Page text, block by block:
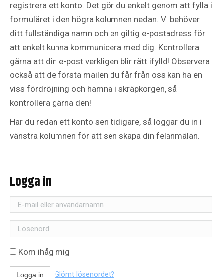
registrera ett konto. Det gör du enkelt genom att fylla i
formuläret i den högra kolumnen nedan. Vi behöver
ditt fullständiga namn och en giltig e-postadress för
att enkelt kunna kommunicera med dig. Kontrollera
gärna att din e-post verkligen blir rätt ifylld! Observera
också att de första mailen du får från oss kan ha en
viss fördröjning och hamna i skräpkorgen, så
kontrollera gärna den!
Har du redan ett konto sen tidigare, så loggar du in i
vänstra kolumnen för att sen skapa din felanmälan.
Logga in
eller
Lösenord
Kom ihåg mig
Logga in Glömt lösenordet?